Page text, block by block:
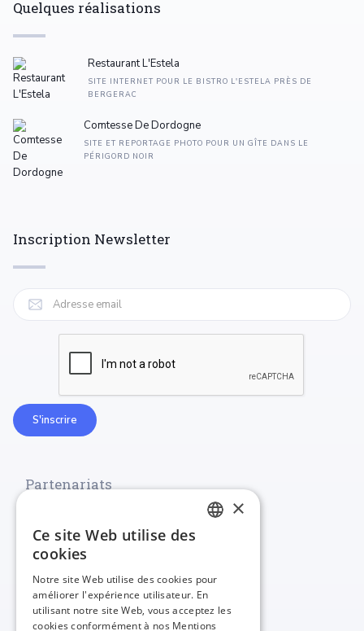
Quelques réalisations
Restaurant L'Estela
SITE INTERNET POUR LE BISTRO L'ESTELA PRÈS DE
BERGERAC
Comtesse De Dordogne
SITE ET REPORTAGE PHOTO POUR UN GÎTE DANS LE
PÉRIGORD NOIR
Inscription Newsletter
Partenariats
×
Ce site Web utilise des
cookies
Notre site Web utilise des cookies pour
améliorer l'expérience utilisateur. En
utilisant notre site Web, vous acceptez les
cookies conformément à nos Mentions